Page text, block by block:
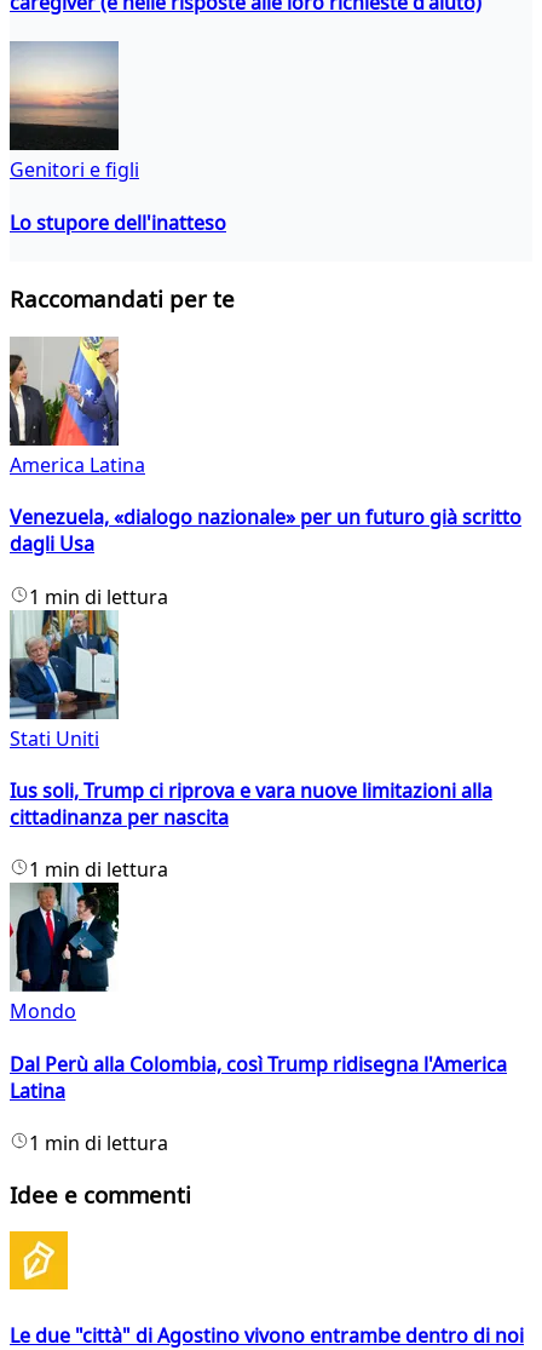
Genitori e figli
Lo stupore dell'inatteso
Raccomandati per te
America Latina
Venezuela, «dialogo nazionale» per un futuro già scritto
dagli Usa
1 min di lettura
Stati Uniti
Ius soli, Trump ci riprova e vara nuove limitazioni alla
cittadinanza per nascita
1 min di lettura
Mondo
Dal Perù alla Colombia, così Trump ridisegna l'America
Latina
1 min di lettura
Idee e commenti
Le due "città" di Agostino vivono entrambe dentro di noi